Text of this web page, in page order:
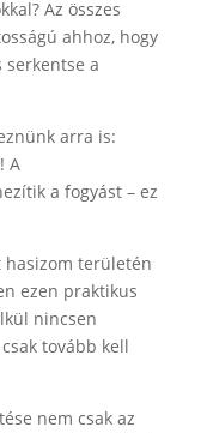
Az összes
ahhoz, hogy
a
arra is:
A
a fogyást – ez
területén
ezen praktikus
nincsen
tovább kell
nem csak az